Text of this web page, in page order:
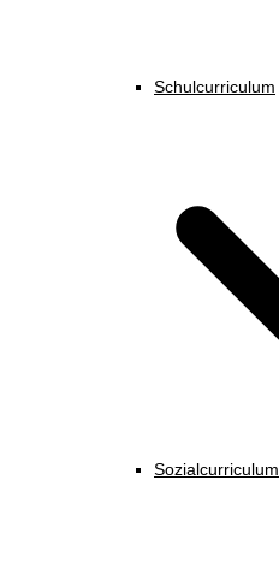
Schulcurriculum
Sozialcurriculum